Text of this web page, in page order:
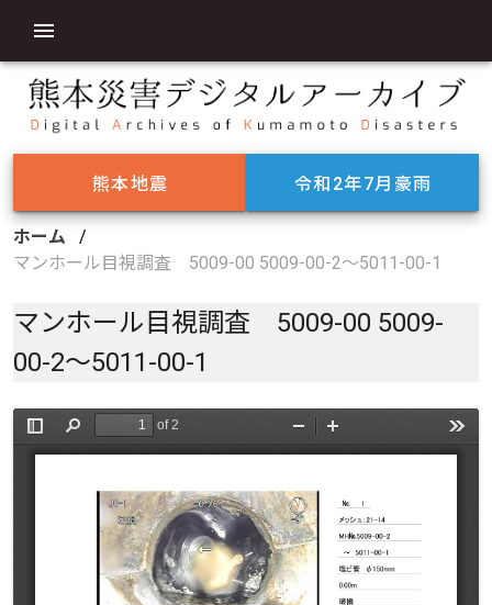
熊本地震 令和2年7月豪雨
ホーム
/
マンホール目視調査 5009-00 5009-00-2～5011-00-1
マンホール目視調査 5009-00 5009-
00-2～5011-00-1